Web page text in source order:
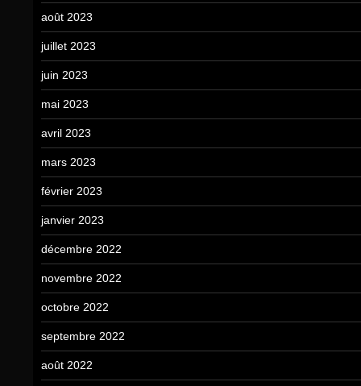
août 2023
juillet 2023
juin 2023
mai 2023
avril 2023
mars 2023
février 2023
janvier 2023
décembre 2022
novembre 2022
octobre 2022
septembre 2022
août 2022